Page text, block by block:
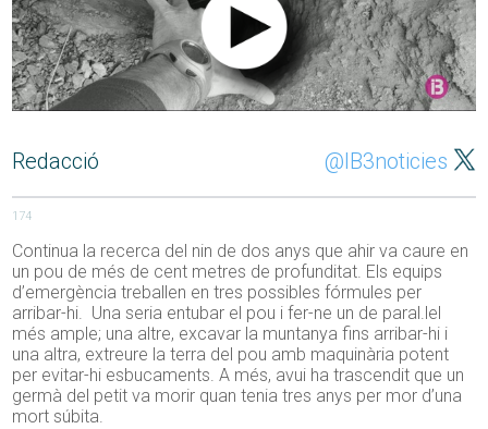
Redacció @IB3noticies
174
Continua la recerca del nin de dos anys que ahir va caure en
un pou de més de cent metres de profunditat. Els equips
d’emergència treballen en tres possibles fórmules per
arribar-hi. Una seria entubar el pou i fer-ne un de paral.lel
més ample; una altre, excavar la muntanya fins arribar-hi i
una altra, extreure la terra del pou amb maquinària potent
per evitar-hi esbucaments. A més, avui ha trascendit que un
germà del petit va morir quan tenia tres anys per mor d’una
mort súbita.